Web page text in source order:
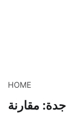
HOME
مقارنة